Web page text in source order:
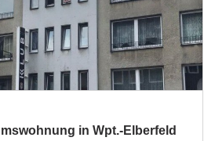
in Wpt.-Elberfeld